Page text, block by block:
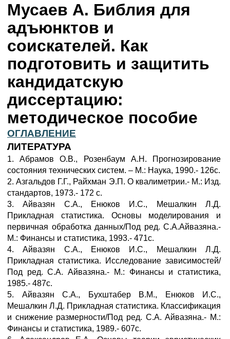
Мусаев А. Библия для
адъюнктов и
соискателей. Как
подготовить и защитить
кандидатскую
диссертацию:
методическое пособие
ОГЛАВЛЕНИЕ
ЛИТЕРАТУРА
1. Абрамов О.В., Розенбаум А.Н. Прогнозирование
состояния технических систем. – М.: Наука, 1990.- 126с.
2. Азгальдов Г.Г., Райхман Э.П. О квалиметрии.- М.: Изд.
стандартов, 1973.- 172 с.
3. Айвaзян С.А., Енюков И.С., Мешалкин Л.Д.
Прикладная статистика. Основы моделирования и
первичная обработка данных/Под ред. С.А.Айвазяна.-
М.: Финансы и статистика, 1993.- 471с.
4. Айвaзян С.А., Енюков И.С., Мешалкин Л.Д.
Прикладная статистика. Исследование зависимостей/
Под ред. С.А. Айвазяна.- М.: Финансы и статистика,
1985.- 487с.
5. Айвaзян С.А., Бухштабер В.М., Енюков И.С.,
Мешалкин Л.Д. Прикладная статистика. Классификация
и снижение размерности/Под ред. С.А. Айвазяна.- М.:
Финансы и статистика, 1989.- 607с.